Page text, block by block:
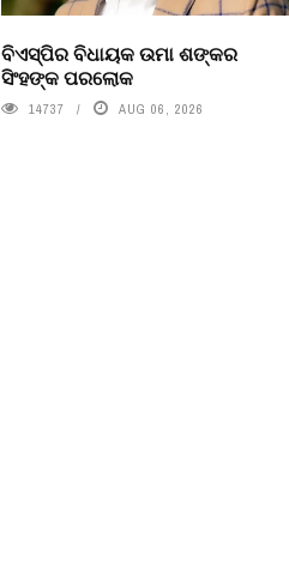
ବିଏସ୍‌ପିର ବିଧାୟକ ଉମା ଶଙ୍କର
ସିଂହଙ୍କ ପରଲୋକ
14737 AUG 06, 2026